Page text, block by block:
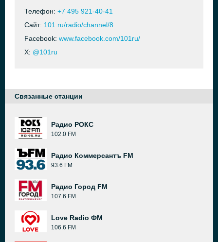
Телефон: +7 495 921-40-41
Сайт: 101.ru/radio/channel/8
Facebook: www.facebook.com/101ru/
X: @101ru
Связанные станции
Радио РОКС
102.0 FM
Радио Коммерсантъ FM
93.6 FM
Радио Город FM
107.6 FM
Love Radio ФМ
106.6 FM